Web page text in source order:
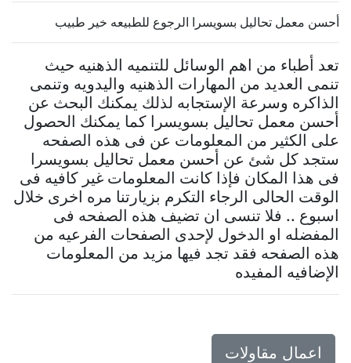
أحسن معمل تحاليل بسويسرا الرجوع للطبيعه خير طبيب
تعد أطباء من اهم الوسائل للتنميه الذهنيه حيث
تنمى العديد من المهارات الذهنيه واليدويه وتنمى
الذاكره وسرعة الإستجابه لذلك يمكنك البحث عن
أحسن معمل تحاليل بسويسرا كما يمكنك الحصول
على الكثير من المعلومات عن فى هذه الصفحه
ستجد كل شئ عن أحسن معمل تحاليل بسويسرا
فى هذا المكان فإذا كانت المعلومات غير كافيه فى
الوقت الحالى الرجاء التكرم بزيارتنا مره اخرى خلال
اسبوع .. فلا تنسى ان تضيف هذه الصفحه فى
المفضله او الدخول لإحدى الصفحات الفرعيه من
هذه الصفحه فقد تجد فيها مزيد من المعلومات
الإضافيه المفيده
اعمال مقاولات